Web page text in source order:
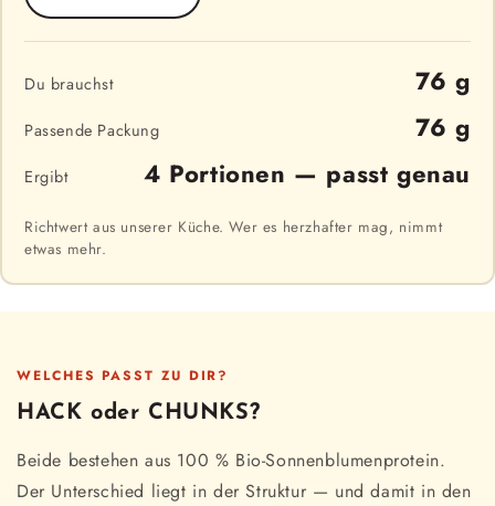
Du brauchst 76 g
Passende Packung 76 g
Ergibt 4 Portionen — passt genau
Richtwert aus unserer Küche. Wer es herzhafter mag, nimmt
etwas mehr.
WELCHES PASST ZU DIR?
HACK oder CHUNKS?
Beide bestehen aus 100 % Bio-Sonnenblumenprotein.
Der Unterschied liegt in der Struktur — und damit in den